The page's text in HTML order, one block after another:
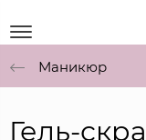
Маникюр
Гель-